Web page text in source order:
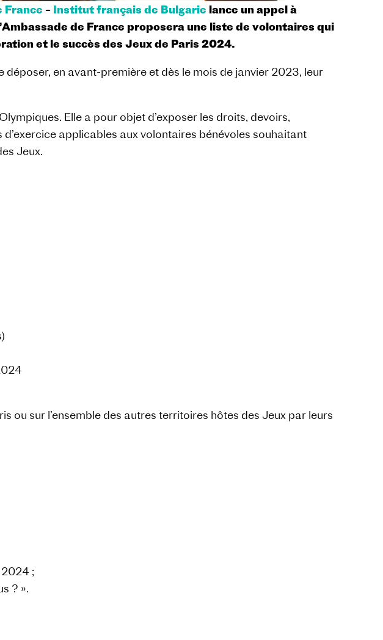
France – Institut français de Bulgarie lance un appel à
de France proposera une liste de volontaires qui
et le succès des Jeux de Paris 2024.
en avant-première et dès le mois de janvier 2023, leur
Elle a pour objet d’exposer les droits, devoirs,
applicables aux volontaires bénévoles souhaitant
Jeux.
ou sur l’ensemble des autres territoires hôtes des Jeux par leurs
;
? ».